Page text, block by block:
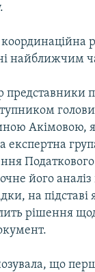
RL
координаційна
найближчим
представники
Акімовою,
експертна
його аналіз
на підставі
рішення
що